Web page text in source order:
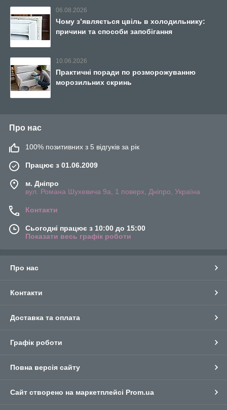
06.08.2026
Чому з’являється цвіль в холодильнику:
причини та способи запобігання
10.06.2026
Практичні поради по розморожуванню
морозильних скринь
Про нас
100% позитивних з 5 відгуків за рік
Працює з 01.06.2009
м. Дніпро
вул. Романа Шухевича 9а, 1 поверх, Дніпро, Україна
Контакти
Сьогодні працює з 10:00 до 15:00
Показати весь графік роботи
Про нас
Контакти
Доставка та оплата
Графік роботи
Повна версія сайту
Сайт створено на маркетплейсі Prom.ua